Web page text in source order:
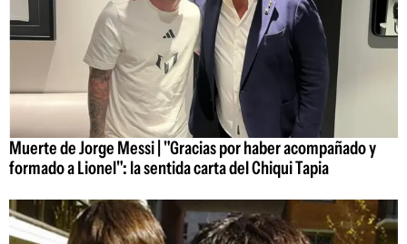
Muerte de Jorge Messi | "Gracias por haber acompañado y
formado a Lionel": la sentida carta del Chiqui Tapia